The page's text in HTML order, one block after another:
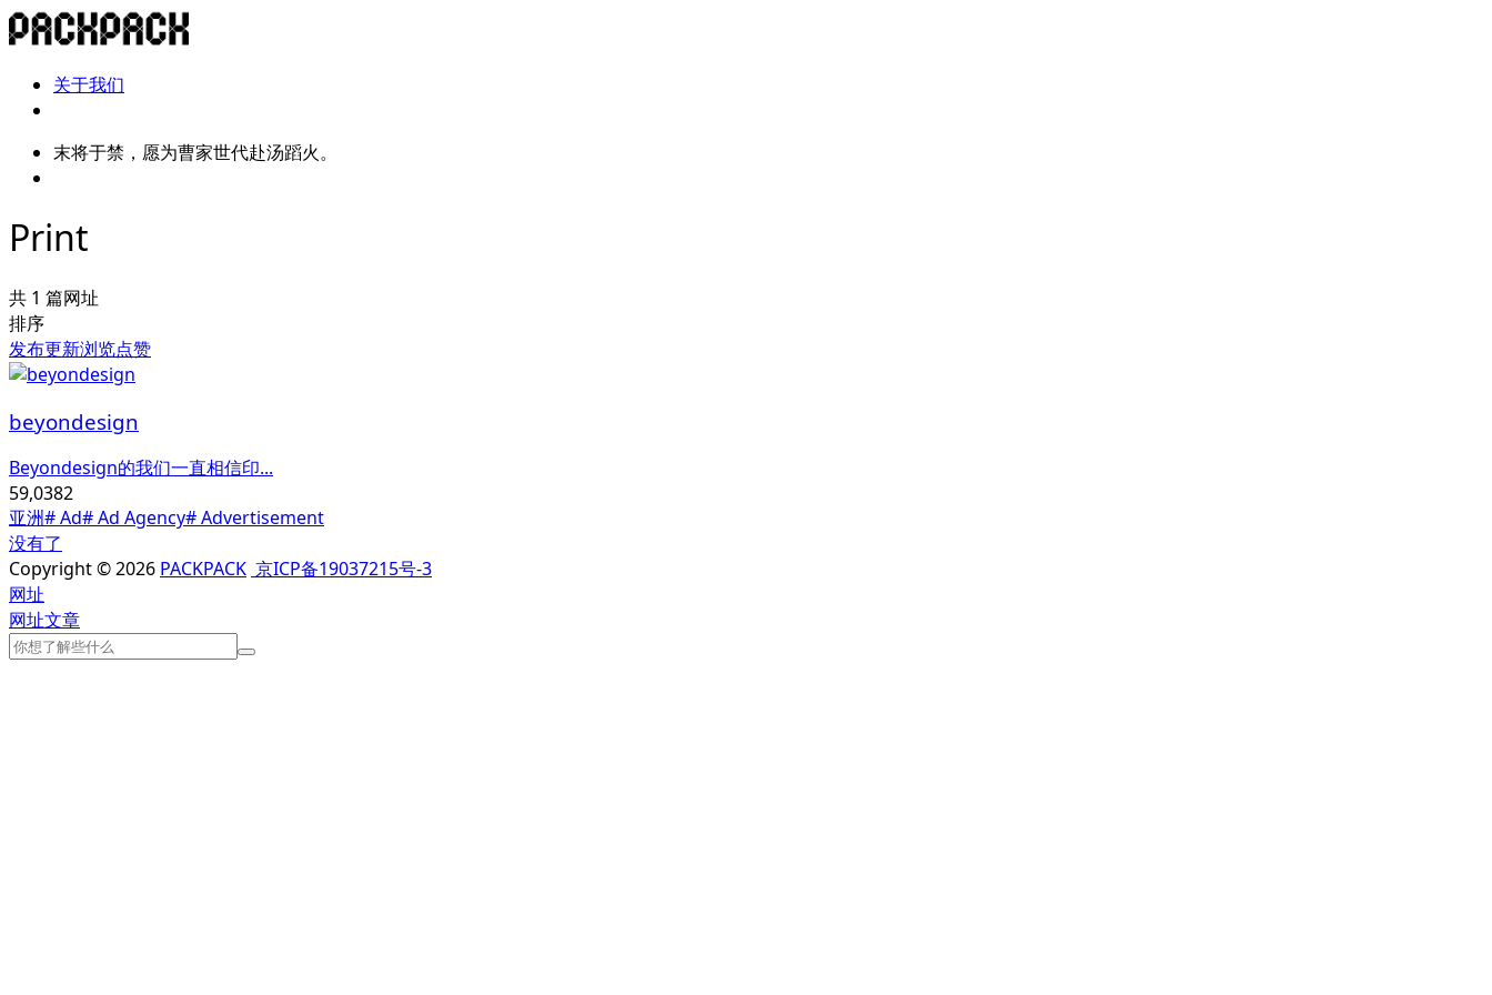
关于我们
末将于禁，愿为曹家世代赴汤蹈火。
Print
共 1 篇网址
排序
发布更新浏览点赞
beyondesign
Beyondesign的我们一直相信印...
59,0382
亚洲# Ad# Ad Agency# Advertisement
没有了
Copyright © 2026 PACKPACK 京ICP备19037215号-3
网址
网址文章